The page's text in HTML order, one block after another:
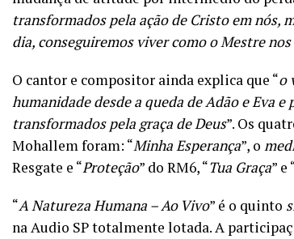
transformados pela ação de Cristo em nós,
dia, conseguiremos viver como o Mestre
O cantor e compositor ainda explica que “o
humanidade desde a queda de Adão e Eva
transformados pela graça de Deus”. Os
Mohallem foram: “Minha Esperança”, o
Resgate e “Proteção” do RM6, “Tua Graça” e
“A Natureza Humana – Ao Vivo” é o quinto
na Audio SP totalmente lotada. A